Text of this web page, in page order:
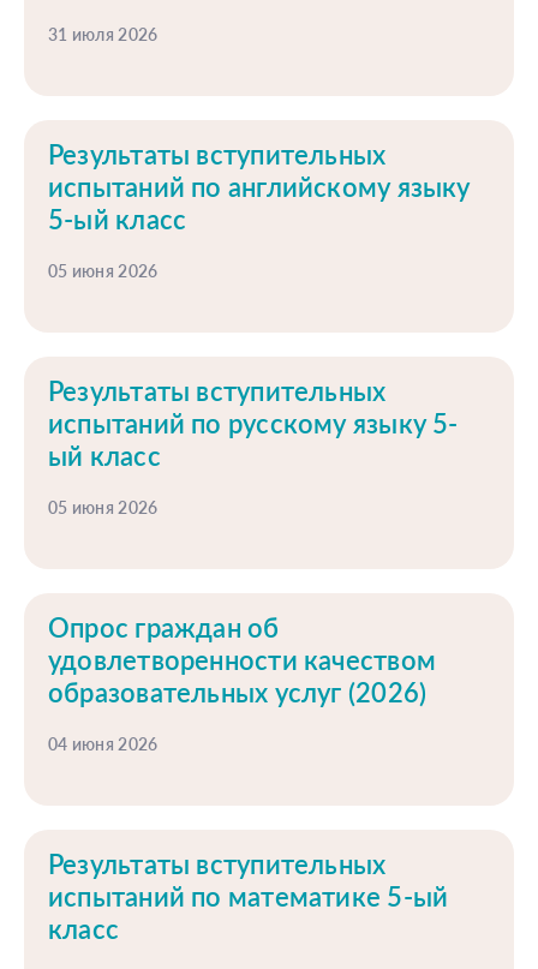
31 июля 2026
Результаты вступительных
испытаний по английскому языку
5-ый класс
05 июня 2026
Результаты вступительных
испытаний по русскому языку 5-
ый класс
05 июня 2026
Опрос граждан об
удовлетворенности качеством
образовательных услуг (2026)
04 июня 2026
Результаты вступительных
испытаний по математике 5-ый
класс